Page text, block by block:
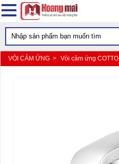
VÒI CẢM ỨNG > Vòi cảm ứng COTTO